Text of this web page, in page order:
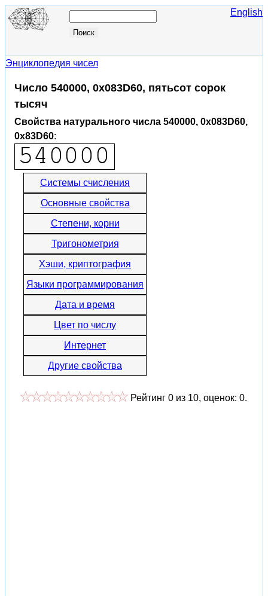
English
Энциклопедия чисел
Число 540000, 0x083D60, пятьсот сорок
тысяч
Свойства натурального числа 540000, 0x083D60,
0x83D60:
Системы счисления
Основные свойства
Степени, корни
Тригонометрия
Хэши, криптография
Языки программирования
Дата и время
Цвет по числу
Интернет
Другие свойства
Рейтинг 0 из 10, оценок: 0.